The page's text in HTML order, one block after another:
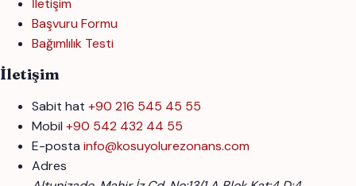
İletişim
Başvuru Formu
Bağımlılık Testi
İletişim
Sabit hat +90 216 545 45 55
Mobil +90 542 432 44 55
E-posta info@kosuyolurezonans.com
Adres